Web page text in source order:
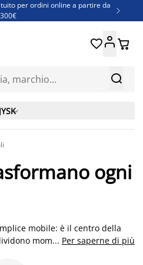
per ordini online a partire da
300€

1.500 articoli fino al 70%
di rimborso più adatto a te

 

ogni
mobile: è il centro della
momenti e si creano
... Per saperne di più